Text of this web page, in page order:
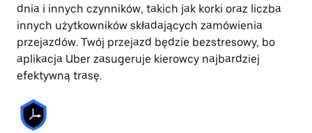
dnia i innych czynników, takich jak korki oraz liczba
innych użytkowników składających zamówienia
przejazdów. Twój przejazd będzie bezstresowy, bo
aplikacja Uber zasugeruje kierowcy najbardziej
efektywną trasę.